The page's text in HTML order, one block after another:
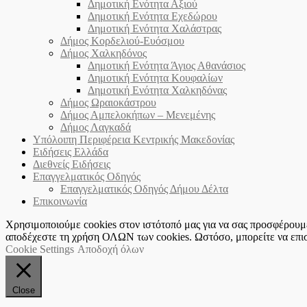
Δημοτική Ενότητα Αξιού
Δημοτική Ενότητα Εχεδώρου
Δημοτική Ενότητα Χαλάστρας
Δήμος Κορδελιού-Ευόσμου
Δήμος Χαλκηδόνος
Δημοτική Ενότητα Άγιος Αθανάσιος
Δημοτική Ενότητα Κουφαλίων
Δημοτική Ενότητα Χαλκηδόνας
Δήμος Ωραιοκάστρου
Δήμος Αμπελοκήπων – Μενεμένης
Δήμος Λαγκαδά
Υπόλοιπη Περιφέρεια Κεντρικής Μακεδονίας
Ειδήσεις Ελλάδα
Διεθνείς Ειδήσεις
Επαγγελματικός Οδηγός
Επαγγελματικός Οδηγός Δήμου Δέλτα
Επικοινωνία
Χρησιμοποιούμε cookies στον ιστότοπό μας για να σας
αποδέχεστε τη χρήση ΟΛΩΝ των cookies. Ωστόσο, μπορείτε να
Cookie Settings Αποδοχή όλων
Close